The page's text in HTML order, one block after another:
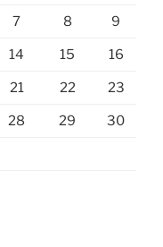
7 8 9
14 15 16
21 22 23
28 29 30